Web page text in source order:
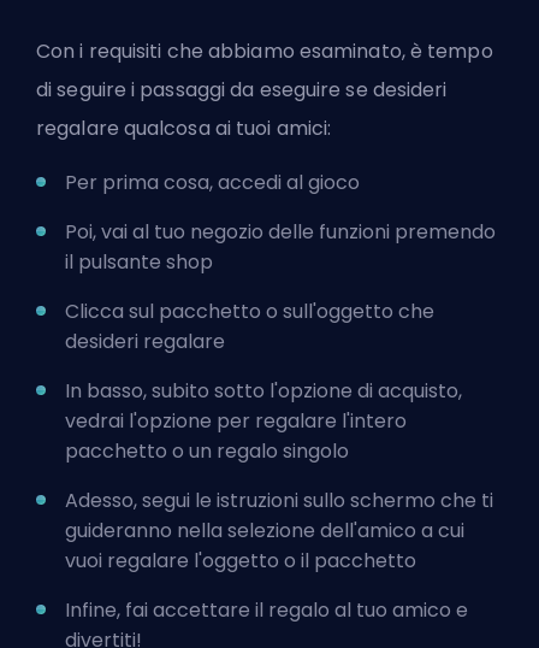
Con i requisiti che abbiamo esaminato, è tempo
di seguire i passaggi da eseguire se desideri
regalare qualcosa ai tuoi amici:
Per prima cosa, accedi al gioco
Poi, vai al tuo negozio delle funzioni premendo
il pulsante shop
Clicca sul pacchetto o sull'oggetto che
desideri regalare
In basso, subito sotto l'opzione di acquisto,
vedrai l'opzione per regalare l'intero
pacchetto o un regalo singolo
Adesso, segui le istruzioni sullo schermo che ti
guideranno nella selezione dell'amico a cui
vuoi regalare l'oggetto o il pacchetto
Infine, fai accettare il regalo al tuo amico e
divertiti!